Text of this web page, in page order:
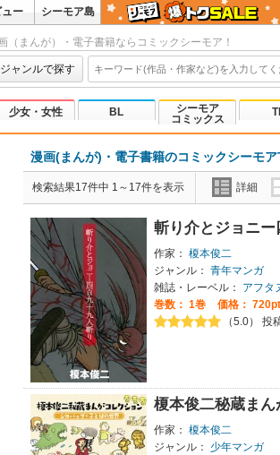
ュー シーモア島
（まんが）・電子書籍ならコミックシーモア！
ジャンルで探す
少女・女性 BL
シーモア
コミックス
漫画(まんが)・電子書籍のコミックシーモ
検索結果17件中 1～17件を表示 詳細
斬り介とジョニー
作家： 榎本俊二
ジャンル： 青年マンガ
雑誌・レーベル：
アフタ
巻数： 1巻
価格： 720pt
（5.0） 投
榎本俊二秘蔵ま
作家： 榎本俊二
ジャンル：
少年マンガ